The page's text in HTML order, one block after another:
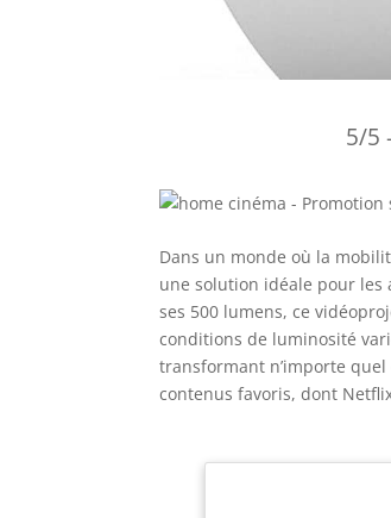
5/5
Dans un monde où la
une solution idéale pour les
ses 500 lumens, ce
conditions de luminosité
transformant n’importe
contenus favoris, dont